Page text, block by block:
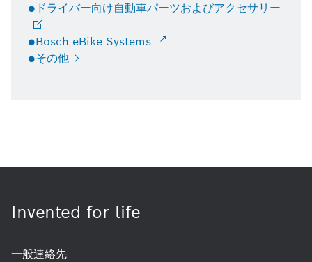
●ドライバー向け自動車パーツおよびアクセサリー
●Bosch eBike Systems
●その他
Invented for life
一般連絡先